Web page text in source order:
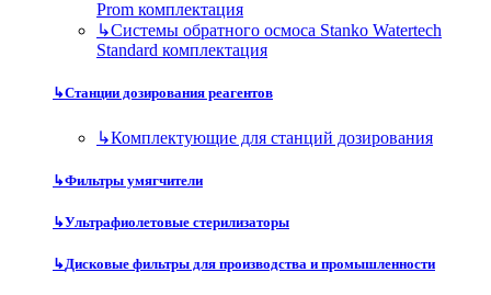
Prom комплектация
↳Системы обратного осмоса Stanko Watertech
Standard комплектация
↳Станции дозирования реагентов
↳Комплектующие для станций дозирования
↳Фильтры умягчители
↳Ультрафиолетовые стерилизаторы
↳Дисковые фильтры для производства и промышленности